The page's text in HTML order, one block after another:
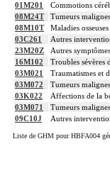
01M201
Commotions
08M24T
Tumeurs
08M10T
Maladies
03C261
Autres
23M20Z
Autres
16M102
Troubles sévères
03M021
Traumatismes et
03M072
Tumeurs
03K022
Affections de la
03M071
Tumeurs
09C10J
Autres
Liste de GHM pour HBFA004